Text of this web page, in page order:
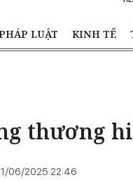
LUẬT KINH TẾ
thương
06/2025 22:46